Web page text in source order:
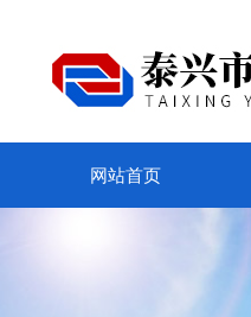
网站首页